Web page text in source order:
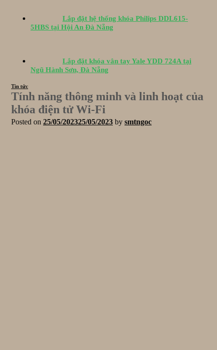
Lắp đặt hệ thống khóa Philips DDL615-
5HBS tại Hội An Đà Nẵng
Lắp đặt khóa vân tay Yale YDD 724A tại
Ngũ Hành Sơn, Đà Nẵng
Tin tức
Tính năng thông minh và linh hoạt của
khóa điện tử Wi-Fi
Posted on 25/05/202325/05/2023 by smtngoc